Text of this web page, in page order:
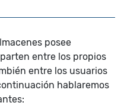
posee
entre los propios
entre los usuarios
hablaremos